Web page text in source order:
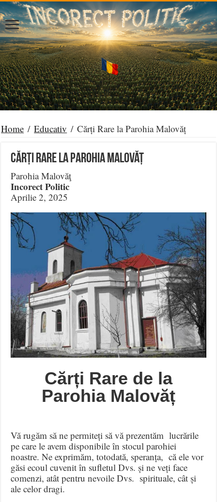
Home / Educativ / Cărți Rare la Parohia Malovăț
Cărți Rare la Parohia Malovăț
Parohia Malovăţ
Incorect Politic
Aprilie 2, 2025
Cărți Rare de la
Parohia Malovăț
Vă rugăm să ne permiteți să vă prezentăm lucrările
pe care le avem disponibile în stocul parohiei
noastre. Ne exprimăm, totodată, speranța, că ele vor
găsi ecoul cuvenit în sufletul Dvs. și ne veți face
comenzi, atât pentru nevoile Dvs. spirituale, cât și
ale celor dragi.